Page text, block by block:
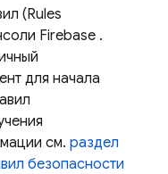
(Rules
Firebase .
для начала
см. раздел
безопасности